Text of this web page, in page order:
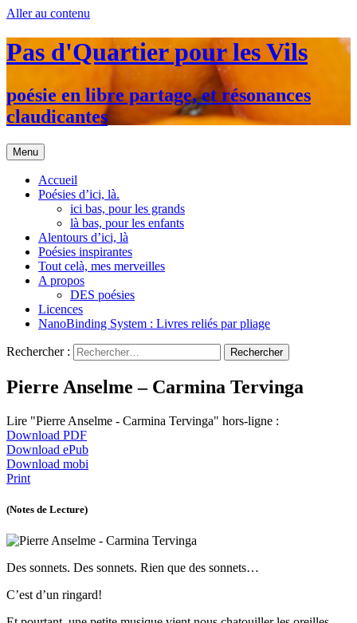
Aller au contenu
Pas d'Quartier pour les Vils
poésie en libre partage, et résonances
claudicantes
Menu
Accueil
Poésies d’ici, là.
ici bas, pour les grands
là bas, pour les enfants
Alentours d’ici, là
Poésies inspirantes
Tout celà, mes merveilles
A propos
DES poésies
Licences
NanoBinding System : Livres reliés par pliage
Rechercher :
Pierre Anselme – Carmina Tervinga
Lire "Pierre Anselme - Carmina Tervinga" hors-ligne :
Download PDF
Download ePub
Download mobi
Print
(Notes de Lecture)
Des sonnets. Des sonnets. Rien que des sonnets…
C’est d’un ringard!